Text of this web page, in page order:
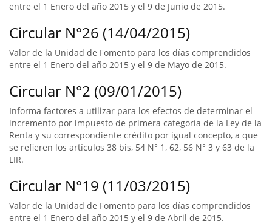
entre el 1 Enero del año 2015 y el 9 de Junio de 2015.
Circular N°26 (14/04/2015)
Valor de la Unidad de Fomento para los días comprendidos
entre el 1 Enero del año 2015 y el 9 de Mayo de 2015.
Circular N°2 (09/01/2015)
Informa factores a utilizar para los efectos de determinar el
incremento por impuesto de primera categoría de la Ley de la
Renta y su correspondiente crédito por igual concepto, a que
se refieren los artículos 38 bis, 54 N° 1, 62, 56 N° 3 y 63 de la
LIR.
Circular N°19 (11/03/2015)
Valor de la Unidad de Fomento para los días comprendidos
entre el 1 Enero del año 2015 y el 9 de Abril de 2015.